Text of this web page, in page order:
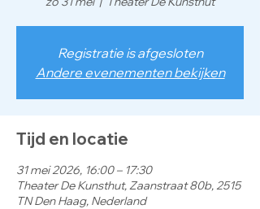
Registratie is afgesloten
Andere evenementen bekijken
Tijd en locatie
31 mei 2026, 16:00 – 17:30
Theater De Kunsthut, Zaanstraat 80b, 2515
TN Den Haag, Nederland